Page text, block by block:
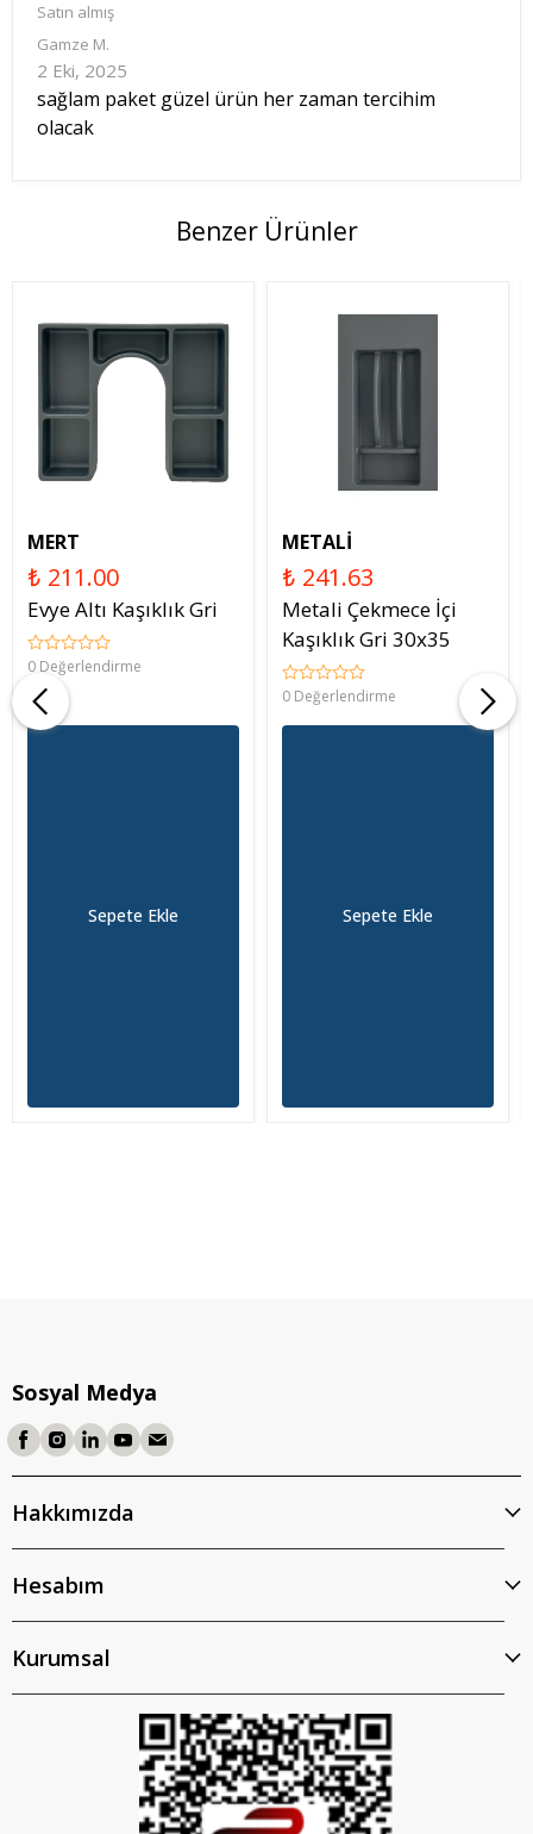
Satın almış
Gamze M.
2 Eki, 2025
sağlam paket güzel ürün her zaman tercihim
olacak
Benzer Ürünler
MERT
₺ 211.00
Evye Altı Kaşıklık Gri
0 Değerlendirme
Sepete Ekle
METALİ
₺ 241.63
Metali Çekmece İçi
Kaşıklık Gri 30x35
0 Değerlendirme
Sepete Ekle
Sosyal Medya
Hakkımızda
Hesabım
Kurumsal